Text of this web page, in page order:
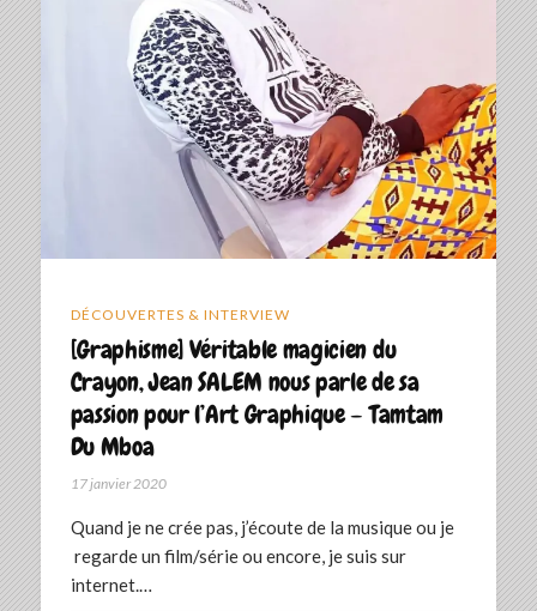
DÉCOUVERTES & INTERVIEW
[Graphisme] Véritable magicien du
Crayon, Jean SALEM nous parle de sa
passion pour l’Art Graphique – Tamtam
Du Mboa
17 janvier 2020
Quand je ne crée pas, j’écoute de la musique ou je
regarde un film/série ou encore, je suis sur
internet.…